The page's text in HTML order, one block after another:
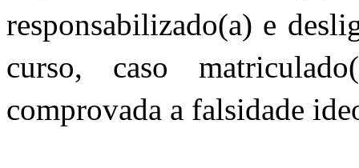
responsabilizado(a) e
curso, caso
comprovada a falsidade